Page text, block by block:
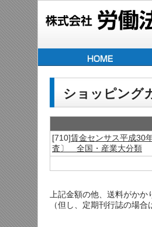
ショッピング
[710]賃金センサス平成30
査〕 全国・産業大分類
上記金額の他、送料がか
（但し、定期刊行誌の場